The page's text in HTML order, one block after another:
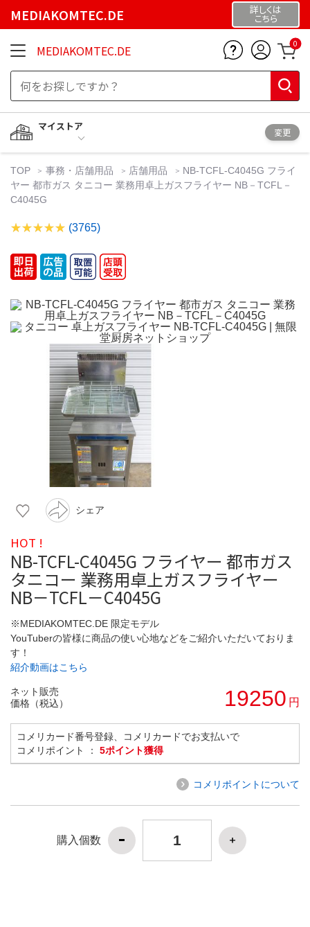
MEDIAKOMTEC.DE 詳しくは
こちら
MEDIAKOMTEC.DE 0
マイストア
変更
TOP 事務・店舗用品 店舗用品
NB-TCFL-C4045G フライ
ヤー 都市ガス タニコー 業務用卓上ガスフライヤー NB－TCFL－
C4045G
(3765)
シェア
HOT !
NB-TCFL-C4045G フライヤー 都市ガス
タニコー 業務用卓上ガスフライヤー
NB－TCFL－C4045G
※MEDIAKOMTEC.DE 限定モデル
YouTuberの皆様に商品の使い心地などをご紹介いただいておりま
す！
紹介動画はこちら
ネット販売
価格（税込）
19250 円
コメリカード番号登録、コメリカードでお支払いで
コメリポイント ： 5ポイント獲得
コメリポイントについて
購入個数